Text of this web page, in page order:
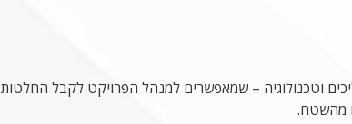
וטכנולוגיה – שמאפשרים למנהל הפרויקט לקבל החלטות
מהשטח.